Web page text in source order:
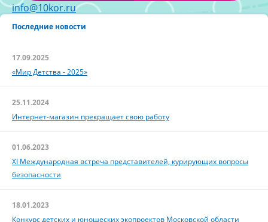
info@10kor.ru
Последние новости
17.09.2025
«Мир Детства - 2025»
25.11.2024
Интернет-магазин прекращает свою работу
01.06.2023
XI Международная встреча представителей, курирующих вопросы
безопасности
18.01.2023
Конкурс детских и юношеских экопроектов Московской области